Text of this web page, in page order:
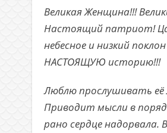
Великая Женщина!!!
Настоящий патриот!
небесное и низкий
НАСТОЯЩУЮ историю!!!
Люблю прослушивать её
Приводит мысли в
рано сердце надорвала.